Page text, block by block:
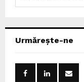
h
Urmărește-ne